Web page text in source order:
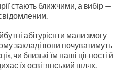
стають ближчими, а вибір —
абітурієнти мали змогу
закладі вони почуватимуть
чи близькі їм наші цінності й
їх освітянський шлях.